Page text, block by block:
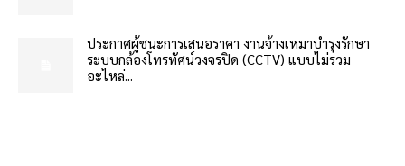
ประกาศผู้ชนะการเสนอราคา งานจ้างเหมาบำรุงรักษา
ระบบกล้องโทรทัศน์วงจรปิด (CCTV) แบบไม่รวม
อะไหล่...